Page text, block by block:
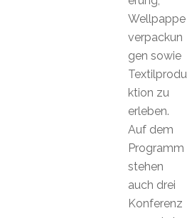
Wellpappe
verpackun
gen sowie
Textilprodu
ktion zu
erleben.
Auf dem
Programm
stehen
auch drei
Konferenz